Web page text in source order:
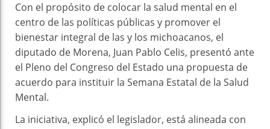
Con el propósito de colocar la salud mental en el
centro de las políticas públicas y promover el
bienestar integral de las y los michoacanos, el
diputado de Morena, Juan Pablo Celis, presentó ante
el Pleno del Congreso del Estado una propuesta de
acuerdo para instituir la Semana Estatal de la Salud
Mental.
La iniciativa, explicó el legislador, está alineada con